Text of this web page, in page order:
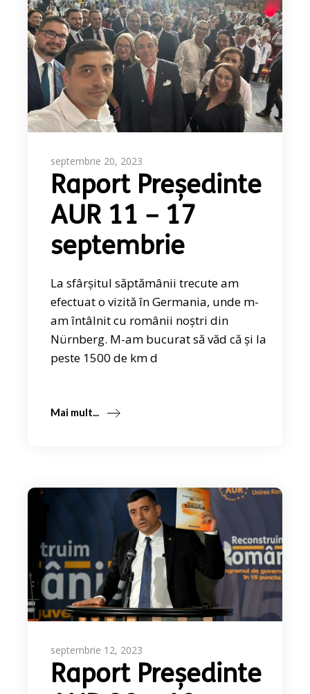
septembrie 20, 2023
Raport Președinte
AUR 11 – 17
septembrie
La sfârșitul săptămânii trecute am
efectuat o vizită în Germania, unde m-
am întâlnit cu românii noștri din
Nürnberg. M-am bucurat să văd că și la
peste 1500 de km d
Mai mult...
septembrie 12, 2023
Raport Președinte